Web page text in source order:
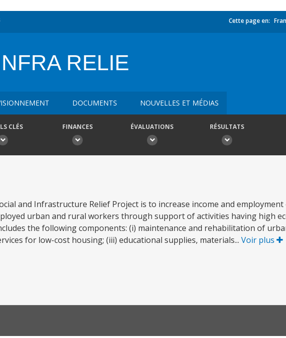
Cette page en:
RELIE
DOCUMENTS NOUVELLES ET MÉDIAS
CLÉS FINANCES ÉVALUATIONS RÉSULTATS
and Infrastructure Relief Project is to increase income and
urban and rural workers through support of activities having high
the following components: (i) maintenance and rehabilitation of
for low-cost housing; (iii) educational supplies, materials... Voir plus